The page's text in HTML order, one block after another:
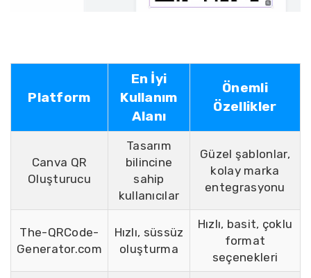
Platform
En İyi
Kullanım
Alanı
Önemli
Özellikler
Canva QR
Oluşturucu
Tasarım
bilincine
sahip
kullanıcılar
Güzel şablonlar,
kolay marka
entegrasyonu
The-QRCode-
Generator.com
Hızlı, süssüz
oluşturma
Hızlı, basit, çoklu
format
seçenekleri